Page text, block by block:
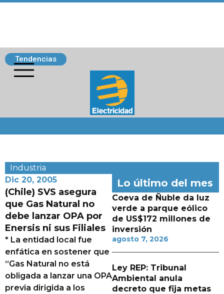
Tendencias
Industria
Dic 20, 2005
(Chile) SVS asegura
que Gas Natural no
debe lanzar OPA por
Enersis ni sus Filiales
* La entidad local fue
enfática en sostener que
“Gas Natural no está
obligada a lanzar una OPA
previa dirigida a los
Lo último del mes
Coeva de Ñuble da luz
verde a parque eólico
de US$172 millones de
inversión
agosto 7, 2026
Ley REP: Tribunal
Ambiental anula
decreto que fija metas